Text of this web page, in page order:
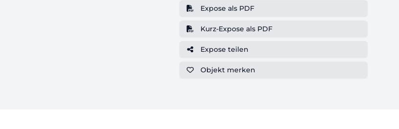
Expose als PDF
Kurz-Expose als PDF
Expose teilen
Objekt merken